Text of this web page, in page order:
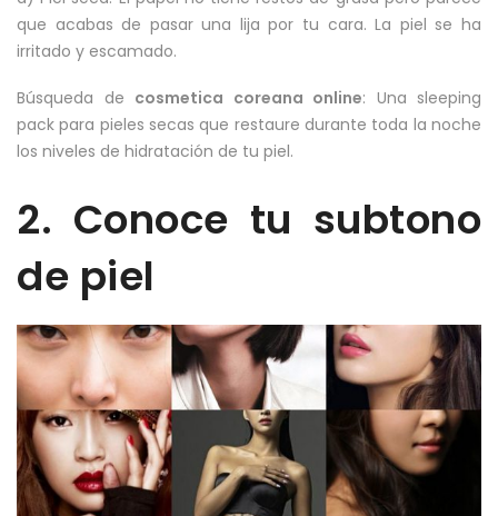
que acabas de pasar una lija por tu cara. La piel se ha
irritado y escamado.
Búsqueda de cosmetica coreana online: Una sleeping
pack para pieles secas que restaure durante toda la noche
los niveles de hidratación de tu piel.
2. Conoce tu subtono
de piel